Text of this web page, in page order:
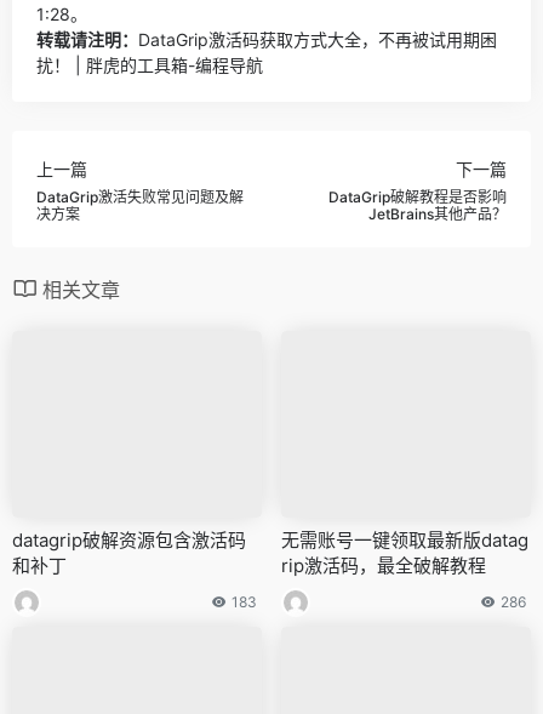
1:28。
转载请注明： DataGrip激活码获取方式大全，不再被试用期困
扰！ | 胖虎的工具箱-编程导航
上一篇
DataGrip激活失败常见问题及解
决方案
下一篇
DataGrip破解教程是否影响
JetBrains其他产品？
相关文章
datagrip破解资源包含激活码
和补丁
183
无需账号一键领取最新版datag
rip激活码，最全破解教程
286